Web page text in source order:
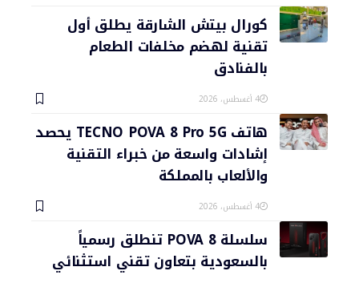
كورال بيتش الشارقة يطلق أول
تقنية لهضم مخلفات الطعام
بالفنادق
4 أغسطس، 2026
هاتف TECNO POVA 8 Pro 5G يحصد
إشادات واسعة من خبراء التقنية
والألعاب بالمملكة
4 أغسطس، 2026
سلسلة POVA 8 تنطلق رسمياً
بالسعودية بتعاون تقني استثنائي